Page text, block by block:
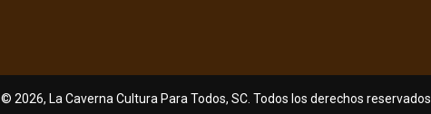
© 2026, La Caverna Cultura Para Todos, SC. Todos los derechos reservados.